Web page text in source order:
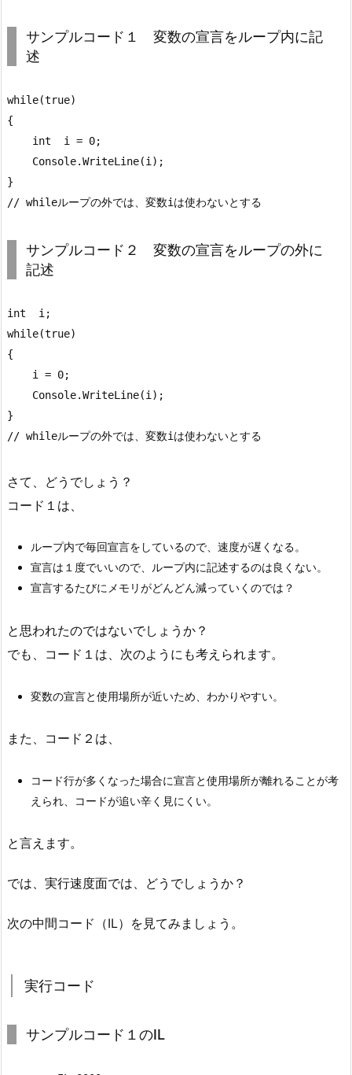
い
2.
行
ー
ド
検
結
果
サンプルコード１ 変数の宣言をループ内に記
述
while(true)
{
    int  i = 0;
    Console.WriteLine(i);
}
// whileループの外では、変数iは使わないとする
サンプルコード２ 変数の宣言をループの外に
記述
int  i;
while(true)
{
    i = 0;
    Console.WriteLine(i);
}
// whileループの外では、変数iは使わないとする
さて、どうでしょう？
コード１は、
ループ内で毎回宣言をしているので、速度が遅くなる。
宣言は１度でいいので、ループ内に記述するのは良くない。
宣言するたびにメモリがどんどん減っていくのでは？
と思われたのではないでしょうか？
でも、コード１は、次のようにも考えられます。
変数の宣言と使用場所が近いため、わかりやすい。
また、コード２は、
コード行が多くなった場合に宣言と使用場所が離れることが考
えられ、コードが追い辛く見にくい。
と言えます。
では、実行速度面では、どうでしょうか？
次の中間コード（IL）を見てみましょう。
実行コード
サンプルコード１のIL